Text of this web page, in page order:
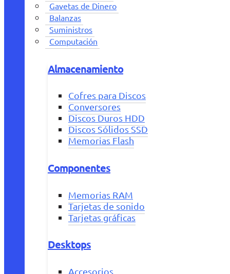
Gavetas de Dinero
Balanzas
Suministros
Computación
Almacenamiento
Cofres para Discos
Conversores
Discos Duros HDD
Discos Sólidos SSD
Memorias Flash
Componentes
Memorias RAM
Tarjetas de sonido
Tarjetas gráficas
Desktops
Accesorios